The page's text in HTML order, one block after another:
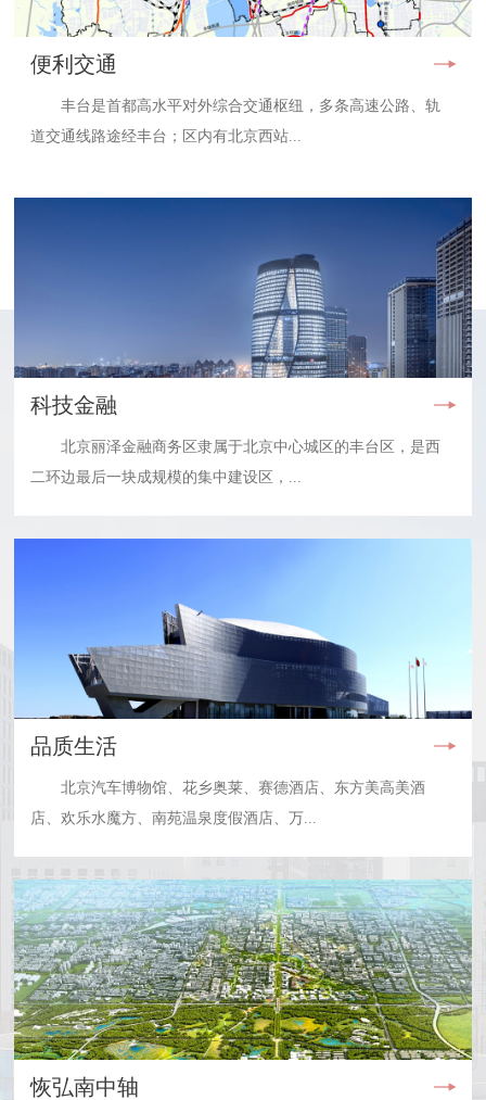
便利交通
丰台是首都高水平对外综合交通枢纽，多条高速公路、轨
道交通线路途经丰台；区内有北京西站...
科技金融
北京丽泽金融商务区隶属于北京中心城区的丰台区，是西
二环边最后一块成规模的集中建设区，...
品质生活
北京汽车博物馆、花乡奥莱、赛德酒店、东方美高美酒
店、欢乐水魔方、南苑温泉度假酒店、万...
恢弘南中轴